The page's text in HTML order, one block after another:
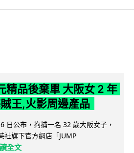
精品後棄單 大阪女 2 年
王,火影周邊產品
日公布，拘捕一名 32 歲大阪女子，
社旗下官方網店「JUMP
全文